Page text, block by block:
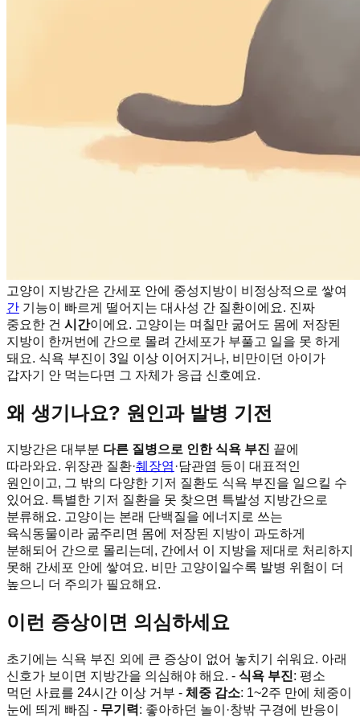
고양이 지방간은 간세포 안에 중성지방이 비정상적으로 쌓여
간 기능이 빠르게 떨어지는 대사성 간 질환이에요. 진짜
중요한 건 시간이에요. 고양이는 며칠만 굶어도 몸에 저장된
지방이 한꺼번에 간으로 몰려 간세포가 부풀고 일을 못 하게
돼요. 식욕 부진이 3일 이상 이어지거나, 비만이던 아이가
갑자기 안 먹는다면 그 자체가 응급 신호예요.
왜 생기나요? 원인과 발병 기전
지방간은 대부분 다른 질병으로 인한 식욕 부진 끝에
따라와요. 위장관 질환·췌장염 ·담관염 등이 대표적인
원인이고, 그 밖의 다양한 기저 질환도 식욕 부진을 일으킬 수
있어요. 특별한 기저 질환을 못 찾으면 특발성 지방간으로
분류해요. 고양이는 본래 단백질을 에너지로 쓰는
육식동물이라 굶주리면 몸에 저장된 지방이 과도하게
분해되어 간으로 몰리는데, 간에서 이 지방을 제대로 처리하지
못해 간세포 안에 쌓여요. 비만 고양이일수록 발병 위험이 더
높으니 더 주의가 필요해요.
이런 증상이면 의심하세요
초기에는 식욕 부진 외에 큰 증상이 없어 놓치기 쉬워요. 아래
신호가 보이면 지방간을 의심해야 해요. - 식욕 부진: 평소
먹던 사료를 24시간 이상 거부 - 체중 감소: 1~2주 만에 체중이
눈에 띄게 빠짐 - 무기력: 좋아하던 놀이·창밖 구경에 반응이